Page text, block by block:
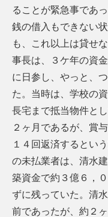
ることが緊急事であ
銭の借入もできない
も、これ以上は貸せ
事長は、３ケ年の資
に日参し、やっと、
た。当時は、学校の
長宅まで抵当物件と
２ヶ月であるが、賞
１４回返済するとい
の未払業者は、清水
築資金で約３億６，
ずに残っていた。清
前であったが、約２